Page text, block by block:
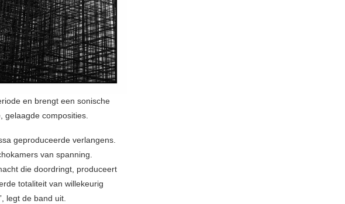
en brengt een sonische
gelaagde composities.
geproduceerde verlangens.
van spanning.
die doordringt, produceert
totaliteit van willekeurig
legt de band uit.